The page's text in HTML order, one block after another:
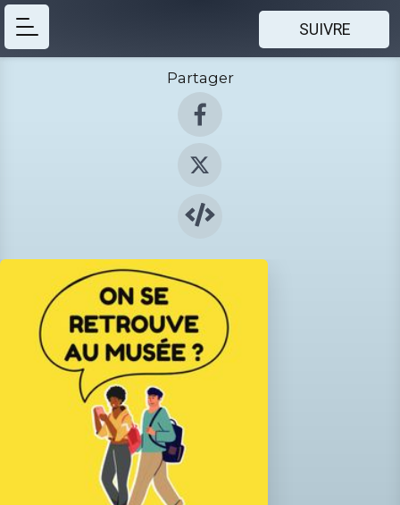
SUIVRE
Partager